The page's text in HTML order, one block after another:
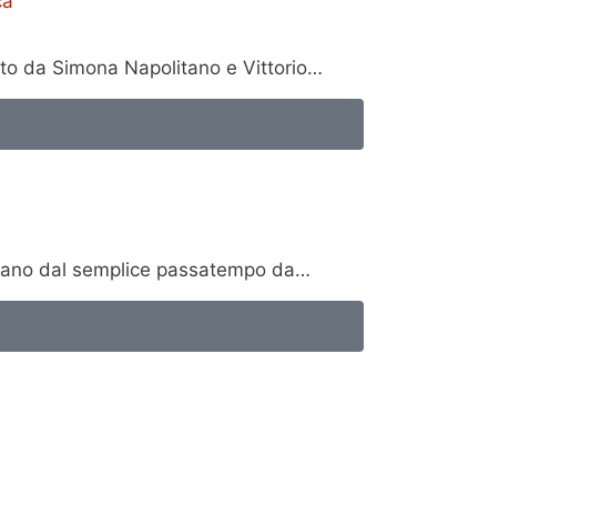
da Simona Napolitano e Vittorio…
dal semplice passatempo da…